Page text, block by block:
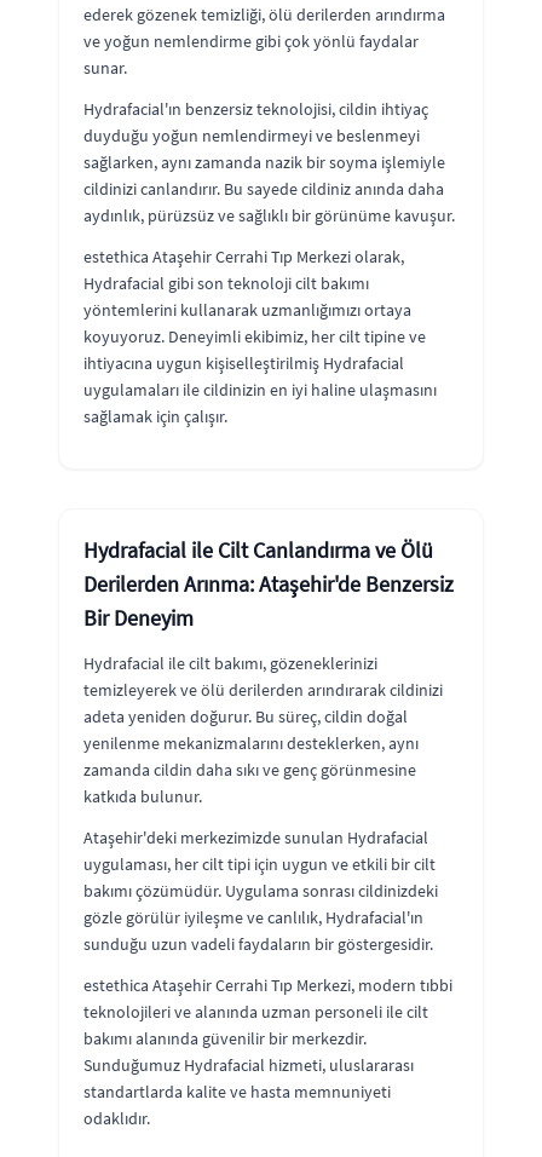
ederek gözenek temizliği, ölü derilerden arındırma
ve yoğun nemlendirme gibi çok yönlü faydalar
sunar.
Hydrafacial'ın benzersiz teknolojisi, cildin ihtiyaç
duyduğu yoğun nemlendirmeyi ve beslenmeyi
sağlarken, aynı zamanda nazik bir soyma işlemiyle
cildinizi canlandırır. Bu sayede cildiniz anında daha
aydınlık, pürüzsüz ve sağlıklı bir görünüme kavuşur.
estethica Ataşehir Cerrahi Tıp Merkezi olarak,
Hydrafacial gibi son teknoloji cilt bakımı
yöntemlerini kullanarak uzmanlığımızı ortaya
koyuyoruz. Deneyimli ekibimiz, her cilt tipine ve
ihtiyacına uygun kişiselleştirilmiş Hydrafacial
uygulamaları ile cildinizin en iyi haline ulaşmasını
sağlamak için çalışır.
Hydrafacial ile Cilt Canlandırma ve Ölü
Derilerden Arınma: Ataşehir'de Benzersiz
Bir Deneyim
Hydrafacial ile cilt bakımı, gözeneklerinizi
temizleyerek ve ölü derilerden arındırarak cildinizi
adeta yeniden doğurur. Bu süreç, cildin doğal
yenilenme mekanizmalarını desteklerken, aynı
zamanda cildin daha sıkı ve genç görünmesine
katkıda bulunur.
Ataşehir'deki merkezimizde sunulan Hydrafacial
uygulaması, her cilt tipi için uygun ve etkili bir cilt
bakımı çözümüdür. Uygulama sonrası cildinizdeki
gözle görülür iyileşme ve canlılık, Hydrafacial'ın
sunduğu uzun vadeli faydaların bir göstergesidir.
estethica Ataşehir Cerrahi Tıp Merkezi, modern tıbbi
teknolojileri ve alanında uzman personeli ile cilt
bakımı alanında güvenilir bir merkezdir.
Sunduğumuz Hydrafacial hizmeti, uluslararası
standartlarda kalite ve hasta memnuniyeti
odaklıdır.